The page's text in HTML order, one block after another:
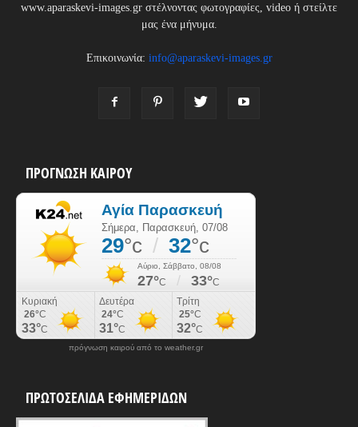
www.aparaskevi-images.gr στέλνοντας φωτογραφίες, video ή στείλτε
μας ένα μήνυμα.
Επικοινωνία: info@aparaskevi-images.gr
ΠΡΟΓΝΩΣΗ ΚΑΙΡΟΥ
πρόγνωση καιρού από το weather.gr
ΠΡΩΤΟΣΕΛΙΔΑ ΕΦΗΜΕΡΙΔΩΝ